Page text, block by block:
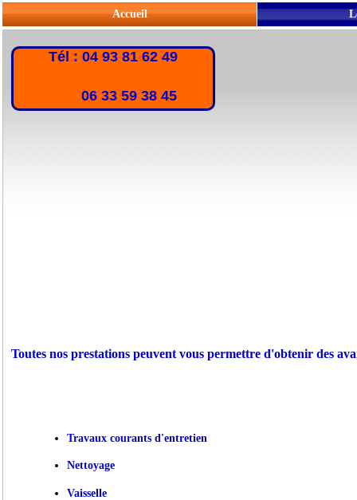
Accueil
Tél : 04 93 81 62 49
06 33 59 38 45
Toutes nos prestations peuvent vous permettre d'obtenir des
Travaux courants d'entretien
Nettoyage
Vaisselle